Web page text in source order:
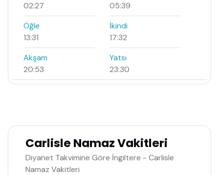
02:27
05:39
Öğle
13:31
İkindi
17:32
Akşam
20:53
Yatsı
23:30
Carlisle Namaz Vakitleri
Diyanet Takvimine Göre İngiltere - Carlisle
Namaz Vakitleri